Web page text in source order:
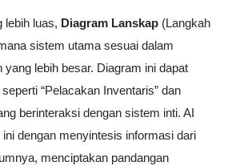
lebih luas, Diagram Lanskap (Langkah
sistem utama sesuai dalam
yang lebih besar. Diagram ini dapat
“Pelacakan Inventaris” dan
berinteraksi dengan sistem inti. AI
dengan menyintesis informasi dari
menciptakan pandangan